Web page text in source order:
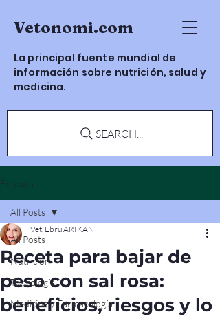
Vetonomi.com
La principal fuente mundial de
información sobre nutrición, salud y
medicina.
SEARCH...
Entrada
All Posts
Nutrición
Toxicología
Medicina y Farmacología
All Posts
Receta para bajar de
peso con sal rosa:
beneficios, riesgos y lo
Vet. Ebru ARIKAN